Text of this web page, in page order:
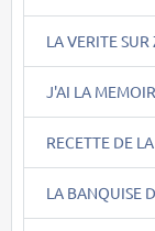
LA VERITE
J'AI LA
RECETTE DE
LA BANQUISE